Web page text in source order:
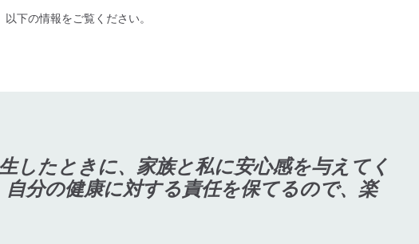
下の情報をご覧ください。
したときに、家族と私に安心感を与えてく
分の健康に対する責任を保てるので、楽